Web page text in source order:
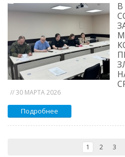
В
// 30 МАРТА 2026
Подробнее
1 2 3